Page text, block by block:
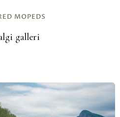
MOPEDS
galleri